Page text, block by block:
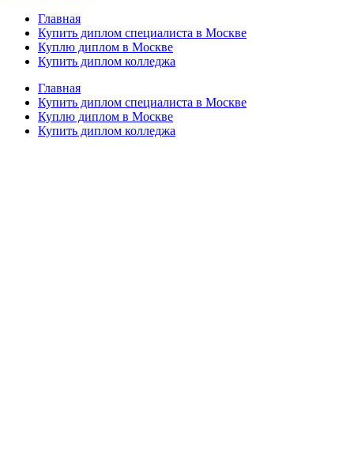
Главная
Купить диплом специалиста в Москве
Куплю диплом в Москве
Купить диплом колледжа
Главная
Купить диплом специалиста в Москве
Куплю диплом в Москве
Купить диплом колледжа